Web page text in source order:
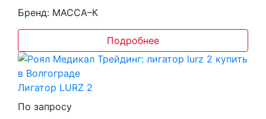
Бренд: МАССА–К
Подробнее
Лигатор LURZ 2
По запросу